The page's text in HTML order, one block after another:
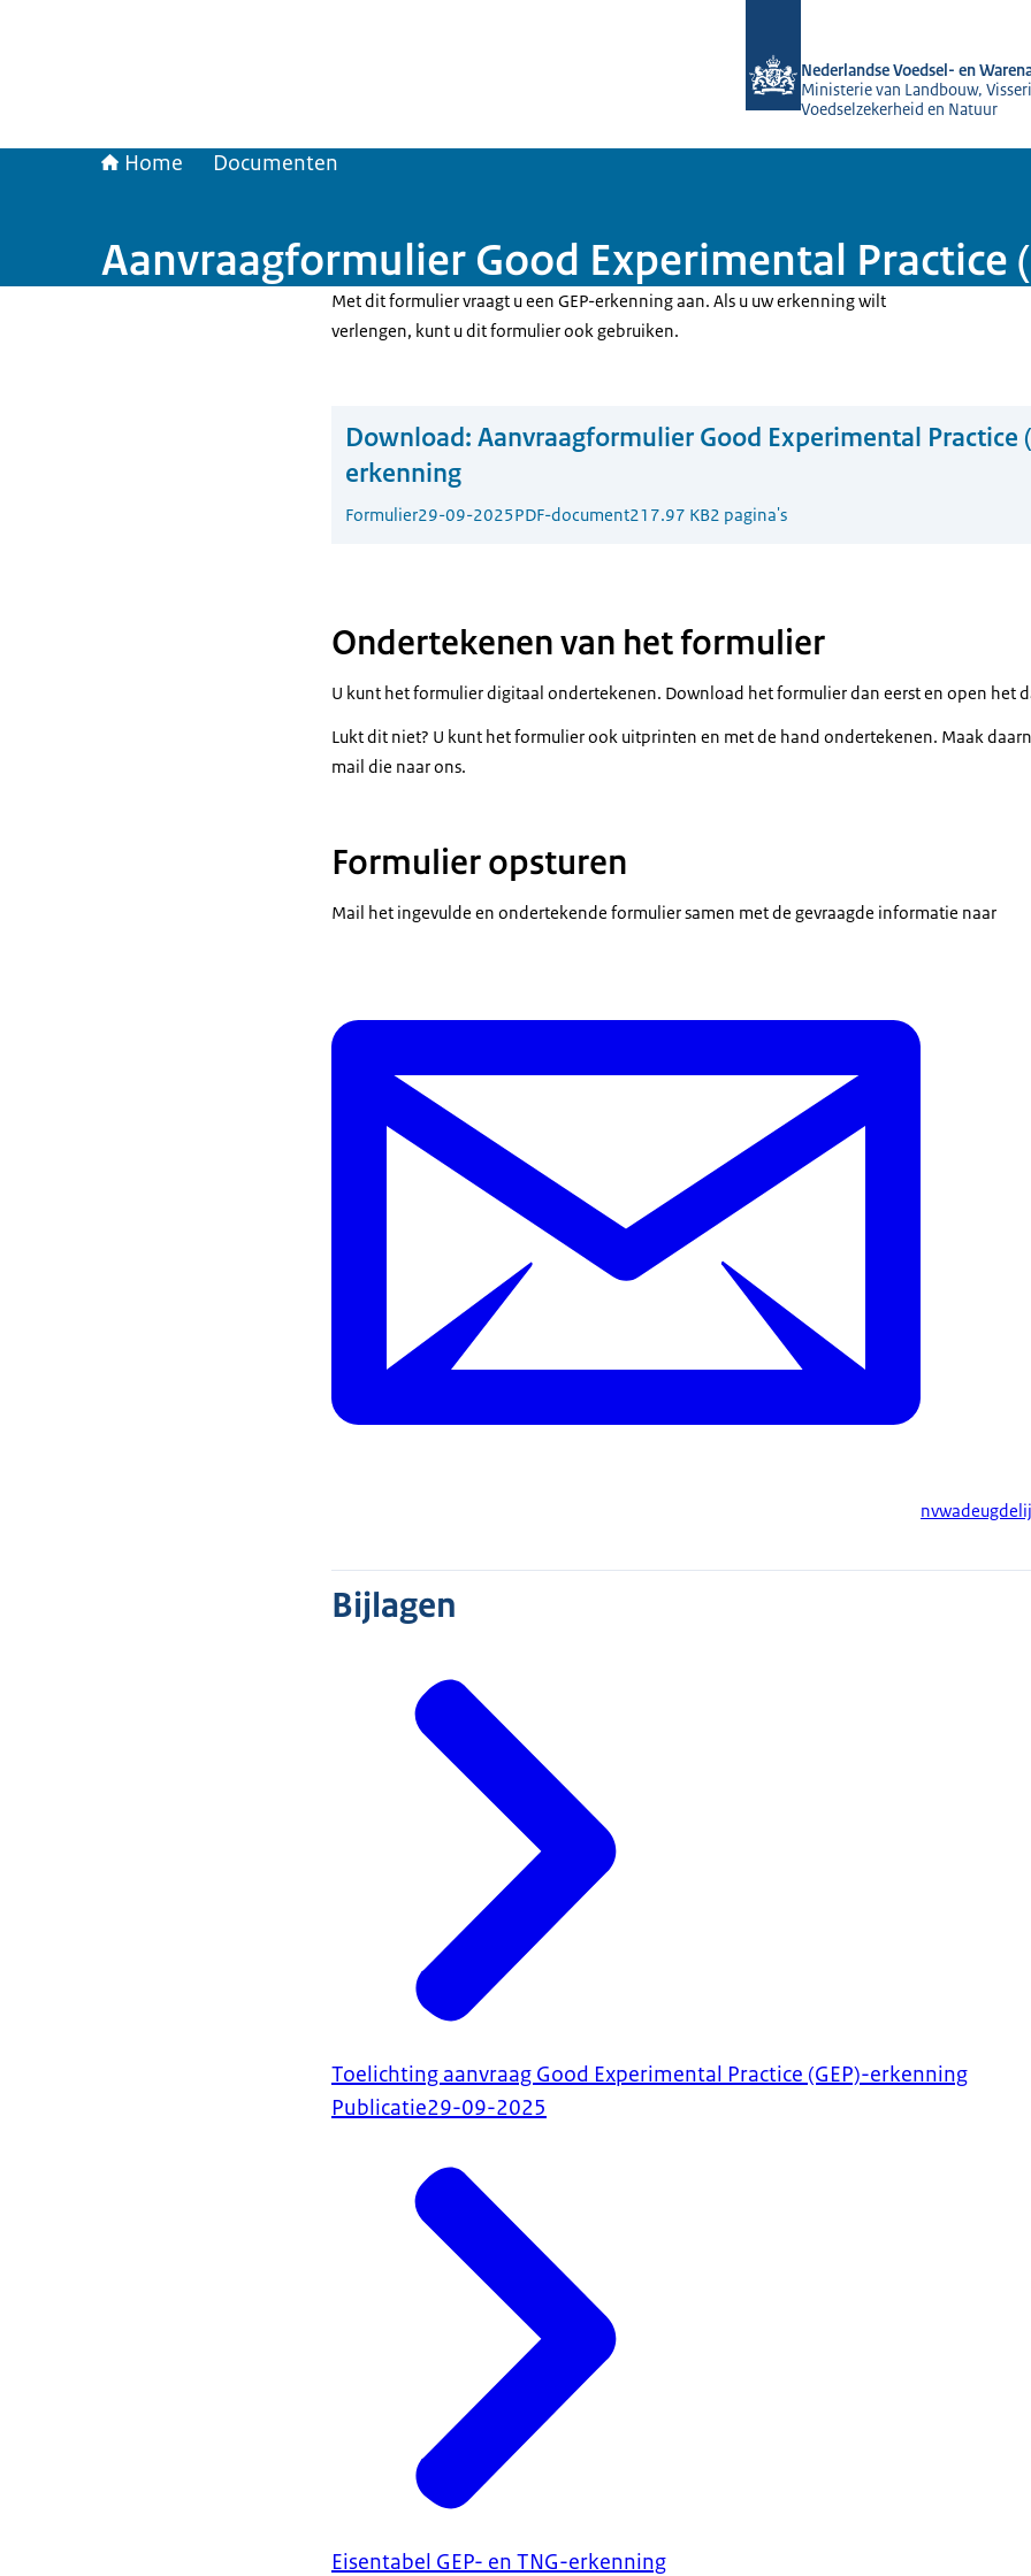
Nederlandse Voedsel- en
Ministerie van Landbouw,
Voedselzekerheid en Natuur
Home Documenten
Aanvraagformulier Good Experimental Practice
Met dit formulier vraagt u een GEP-erkenning aan. Als u uw erkenning wilt
verlengen, kunt u dit formulier ook gebruiken.
Download: Aanvraagformulier Good Experimental Practice
erkenning
Formulier29-09-2025PDF-document217.97 KB2 pagina's
Ondertekenen van het formulier
U kunt het formulier digitaal ondertekenen. Download het formulier dan eerst en open het
Lukt dit niet? U kunt het formulier ook uitprinten en met de hand ondertekenen. Maak
mail die naar ons.
Formulier opsturen
Mail het ingevulde en ondertekende formulier samen met de gevraagde informatie naar
Bijlagen
Toelichting aanvraag Good Experimental Practice (GEP)-erkenning
Publicatie29-09-2025
Eisentabel GEP- en TNG-erkenning